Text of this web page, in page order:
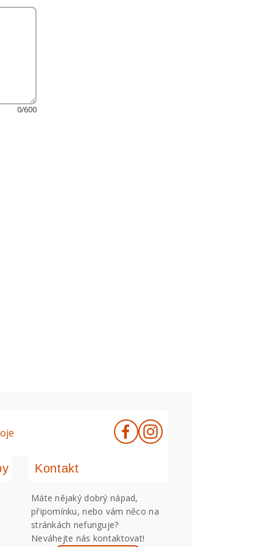
0/600
Kontakt
Máte nějaký dobrý nápad,
připomínku, nebo vám něco na
stránkách nefunguje?
Neváhejte nás kontaktovat!